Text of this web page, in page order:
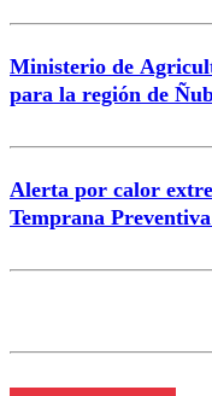
Ministerio de
para la región de
Alerta por calor
Temprana